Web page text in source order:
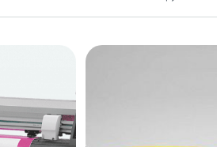
и согласие с